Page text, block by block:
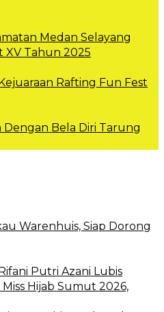
Medan Selayang
XV Tahun 2025
Rafting Fun Fest
Dengan Bela Diri Tarung
Warenhuis, Siap Dorong
Putri Azani Lubis
Hijab Sumut 2026,